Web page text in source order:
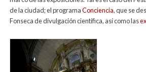
de la ciudad; el programaConciencia, que se
Fonseca de divulgación científica, así como las
fmc2006_para_web.jpg